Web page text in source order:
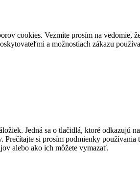
cookies. Vezmite prosím na vedomie,
a možnostiach zákazu
Jedná sa o tlačidlá, ktoré odkazujú
si prosím podmienky
alebo ako ich môžete vymazať.